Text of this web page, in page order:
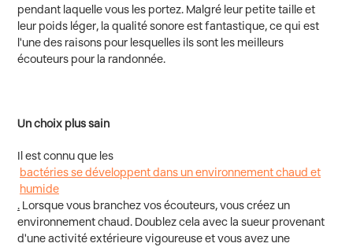
pendant laquelle vous les portez. Malgré leur petite taille et
leur poids léger, la qualité sonore est fantastique, ce qui est
l'une des raisons pour lesquelles ils sont les meilleurs
écouteurs pour la randonnée.
Un choix plus sain
Il est connu que les
bactéries se développent dans un environnement chaud et
humide
. Lorsque vous branchez vos écouteurs, vous créez un
environnement chaud. Doublez cela avec la sueur provenant
d'une activité extérieure vigoureuse et vous avez une